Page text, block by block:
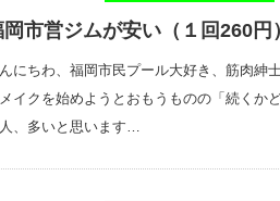
岡市営ジムが安い（１回260円
にちわ、福岡市民プール大好き、筋肉紳
イクを始めようとおもうものの「続くか
、多いと思います…